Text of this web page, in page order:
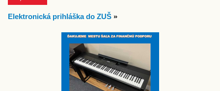
Elektronická prihláška do ZUŠ »